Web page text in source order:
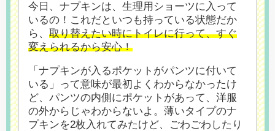
今日、ナプキンは、生理用ショーツに入って
いるの！これだといつも持っている状態だか
ら、 取り替えたい時にトイレに行って、すぐ
変えられるから安心！
「ナプキンが入るポケットがパンツに付いて
いる」って意味が最初よくわからなかったけ
ど、 パンツの内側にポケットがあって、洋服
の外からじゃわからないよ。薄いタイプのナ
プキンを2枚入れてみたけど、ごわごわしたり